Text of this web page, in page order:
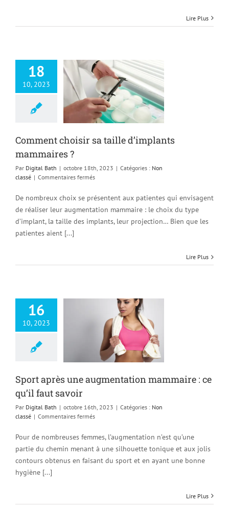
du
menton
Lire Plus
18
10, 2023
choisir sa
?
Comment choisir sa taille d’implants
mammaires ?
Par Digital Bath | octobre 18th, 2023 | Catégories : Non
classé | Commentaires ferméssur
choisir
taille
d’implants
De nombreux choix se présentent aux patientes qui envisagent
de réaliser leur augmentation mammaire : le choix du type
d’implant, la taille des implants, leur projection… Bien que les
patientes aient [...]
Lire Plus
16
10, 2023
après une
: ce qu’il faut
Sport après une augmentation mammaire : ce
qu’il faut savoir
Par Digital Bath | octobre 16th, 2023 | Catégories : Non
classé | Commentaires ferméssur
augmentation
mammaire
Pour de nombreuses femmes, l’augmentation n’est qu’une
partie du chemin menant à une silhouette tonique et aux jolis
contours obtenus en faisant du sport et en ayant une bonne
hygiène [...]
Lire Plus